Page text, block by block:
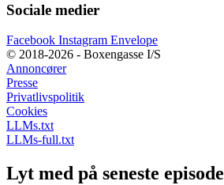
Sociale medier
Facebook Instagram Envelope
© 2018-2026 - Boxengasse I/S
Annoncører
Presse
Privatlivspolitik
Cookies
LLMs.txt
LLMs-full.txt
Lyt med på seneste episode